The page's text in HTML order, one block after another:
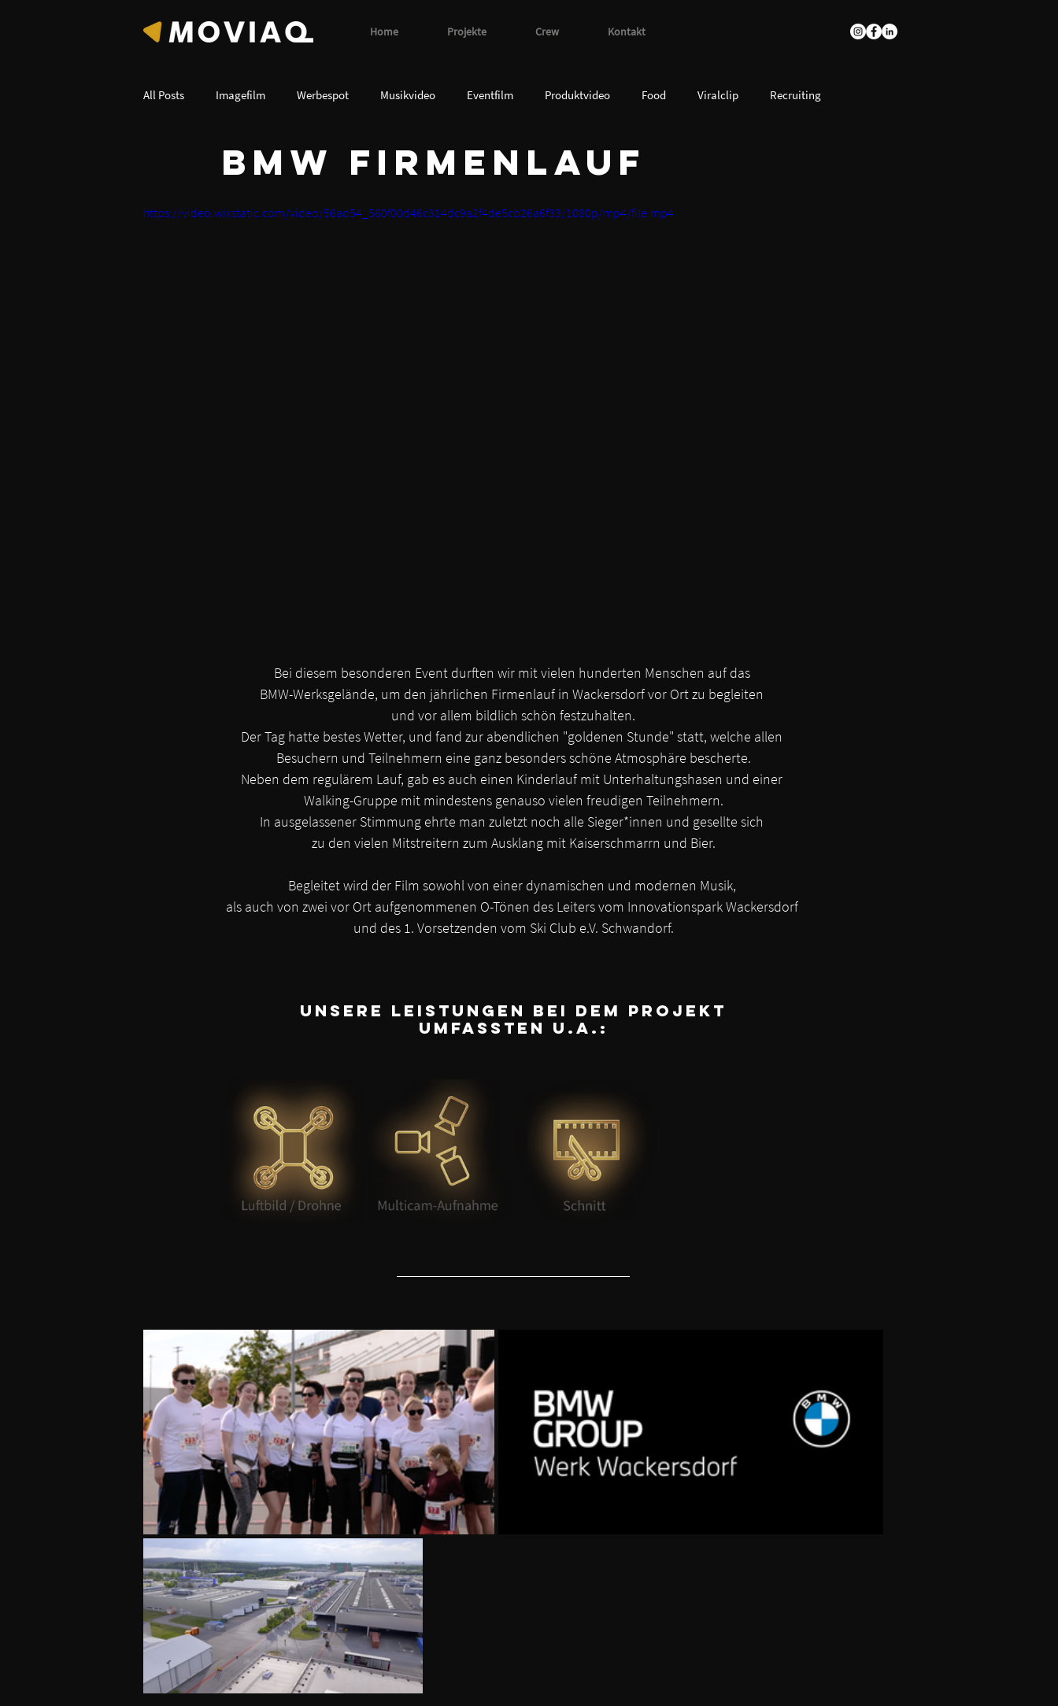
Home Projekte Crew Kontakt
All Posts Imagefilm Werbespot Musikvideo Eventfilm Produktvideo Food Viralclip Recruiting
Konzertaufzeichnung Industriefilm Infomercial TV-Spot Social-Media
BMW Firmenlauf
https://video.wixstatic.com/video/56ad54_560f00d46c314dc9a2f4de5cb26a6f33/1080p/mp4/file.mp4
Bei diesem besonderen Event durften wir mit vielen hunderten Menschen auf das
BMW-Werksgelände, um den jährlichen Firmenlauf in Wackersdorf vor Ort zu begleiten
und vor allem bildlich schön festzuhalten.
Der Tag hatte bestes Wetter, und fand zur abendlichen "goldenen Stunde" statt, welche allen
Besuchern und Teilnehmern eine ganz besonders schöne Atmosphäre bescherte.
Neben dem regulärem Lauf, gab es auch einen Kinderlauf mit Unterhaltungshasen und einer
Walking-Gruppe mit mindestens genauso vielen freudigen Teilnehmern.
In ausgelassener Stimmung ehrte man zuletzt noch alle Sieger*innen und gesellte sich
zu den vielen Mitstreitern zum Ausklang mit Kaiserschmarrn und Bier.
Begleitet wird der Film sowohl von einer dynamischen und modernen Musik,
als auch von zwei vor Ort aufgenommenen O-Tönen des Leiters vom Innovationspark Wackersdorf
und des 1. Vorsetzenden vom Ski Club e.V. Schwandorf.
Unsere Leistungen bei dem Projekt
umfassten u.a.: